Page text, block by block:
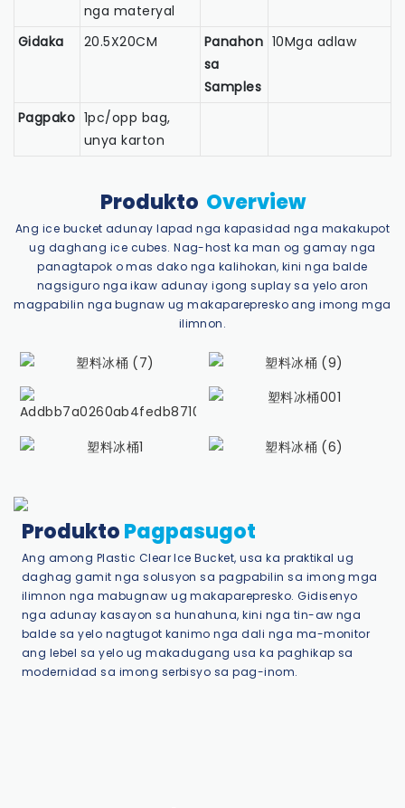
nga materyal
Gidaka 20.5X20CM
Panahon
sa
Samples
10Mga adlaw
Pagpako 1pc/opp bag,
unya karton
Produkto Overview
Ang ice bucket adunay lapad nga kapasidad nga makakupot
ug daghang ice cubes. Nag-host ka man og gamay nga
panagtapok o mas dako nga kalihokan, kini nga balde
nagsiguro nga ikaw adunay igong suplay sa yelo aron
magpabilin nga bugnaw ug makaparepresko ang imong mga
ilimnon.
ProduktoPagpasugot
Ang among Plastic Clear Ice Bucket, usa ka praktikal ug
daghag gamit nga solusyon sa pagpabilin sa imong mga
ilimnon nga mabugnaw ug makaparepresko. Gidisenyo
nga adunay kasayon ​​​​sa hunahuna, kini nga tin-aw nga
balde sa yelo nagtugot kanimo nga dali nga ma-monitor
ang lebel sa yelo ug makadugang usa ka paghikap sa
modernidad sa imong serbisyo sa pag-inom.